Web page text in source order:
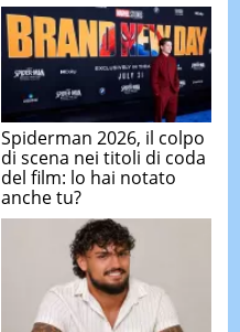
Spiderman 2026, il colpo
di scena nei titoli di coda
del film: lo hai notato
anche tu?